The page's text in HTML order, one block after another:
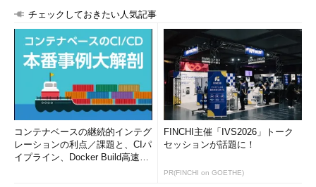
チェックしておきたい人気記事
コンテナベースの継続的インテグ
レーションの利点／課題と、CIパ
イプライン、Docker Build高速化
FINCHI主催「IVS2026」トーク
セッションが話題に！
PR(FINCHI on GOETHE)